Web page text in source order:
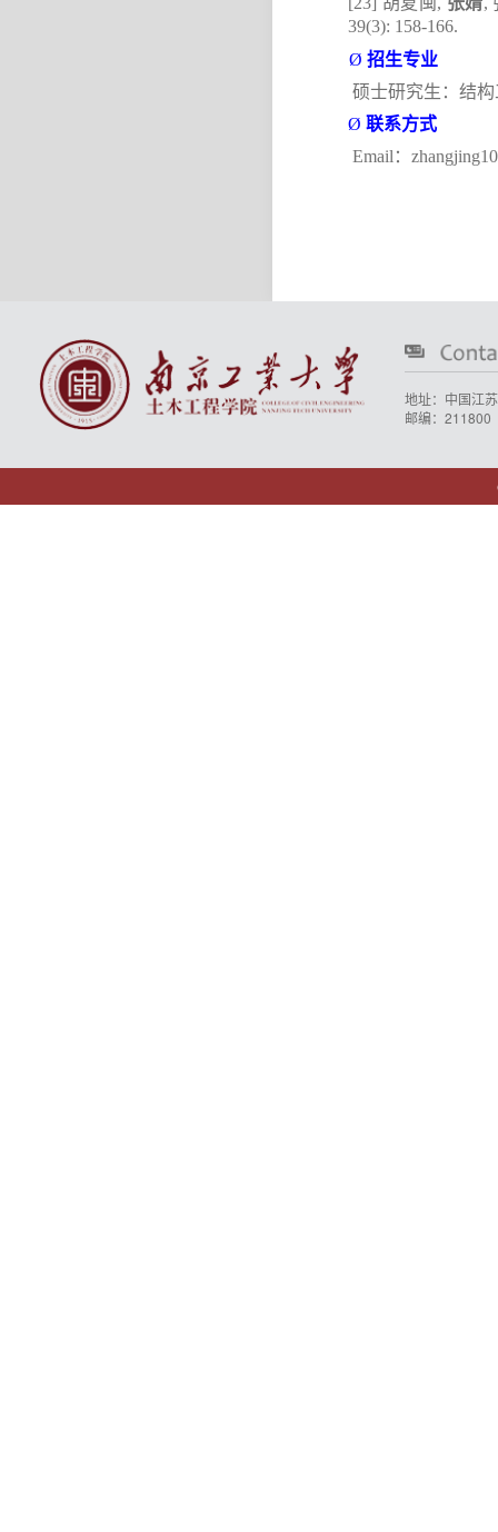
39(3): 158-166.
Ø 招生专业
硕士研究生：结
Ø 联系方式
Email ：
地址：中国江
邮编：